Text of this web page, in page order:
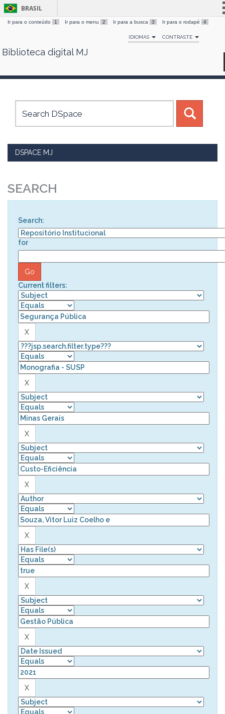
Skip
BRASIL
Simplifique!
Comunica BR
Canais
Ir para o conteúdo 1 Ir para o menu 2 Ir para a busca 3 Ir para o rodapé 4
IDIOMAS CONTRASTE
Biblioteca digital MJ
DSPACE MJ
SEARCH
Search:
for
Current filters: